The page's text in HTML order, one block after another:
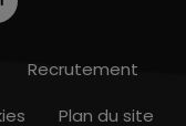
Recrutement
Plan du site